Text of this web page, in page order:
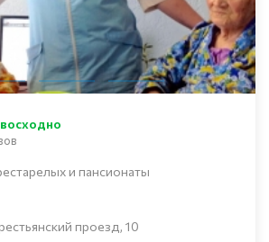
и пансионаты
проезд, 10